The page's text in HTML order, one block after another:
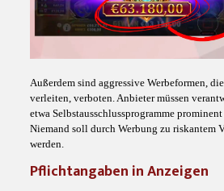
Außerdem sind aggressive Werbeformen,
verleiten, verboten. Anbieter müssen
etwa Selbstausschlussprogramme
Niemand soll durch Werbung zu riskantem
werden.
Pflichtangaben in Anzeigen